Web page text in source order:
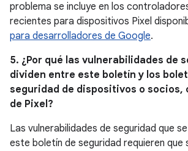
problema se incluye en los
recientes para dispositivos Pixel
para desarrolladores de Google.
5. ¿Por qué las vulnerabilidades de
dividen entre este boletín y los
seguridad de dispositivos o socios,
de Pixel?
Las vulnerabilidades de seguridad que
este boletín de seguridad requieren que